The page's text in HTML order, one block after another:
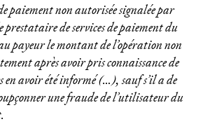
paiement non autorisée signalée par
de services de paiement du
payeur le montant de l’opération non
après avoir pris connaissance de
en avoir été informé (…), sauf s’il a de
une fraude de l’utilisateur du